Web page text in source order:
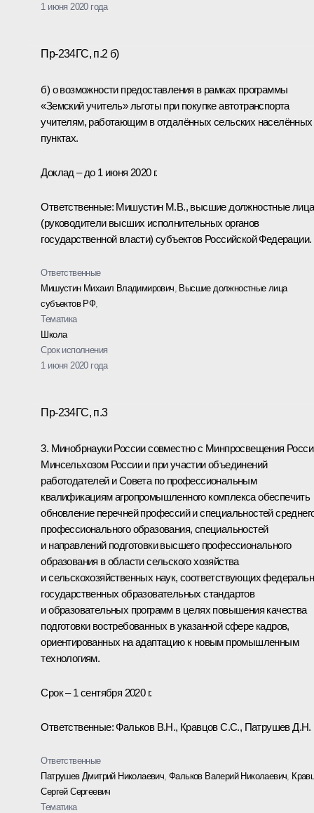
1 июня 2020 года
Пр-234ГС, п.2 б)
б) о возможности предоставления в рамках программы
«Земский учитель» льготы при покупке автотранспорта
учителям, работающим в отдалённых сельских населённых
пунктах.
Доклад – до 1 июня 2020 г.
Ответственные: Мишустин М.В., высшие должностные лица
(руководители высших исполнительных органов
государственной власти) субъектов Российской Федерации.
Ответственные
Мишустин Михаил Владимирович Высшие должностные лица
субъектов РФ,
Тематика
Школа
Срок исполнения
1 июня 2020 года
Пр-234ГС, п.3
3. Минобрнауки России совместно с Минпросвещения
Минсельхозом России и при участии объединений
работодателей и Совета по профессиональным
квалификациям агропромышленного комплекса обеспечить
обновление перечней профессий и специальностей
профессионального образования, специальностей
и направлений подготовки высшего профессионального
образования в области сельского хозяйства
и сельскохозяйственных наук, соответствующих
государственных образовательных стандартов
и образовательных программ в целях повышения качества
подготовки востребованных в указанной сфере кадров,
ориентированных на адаптацию к новым промышленным
технологиям.
Срок – 1 сентября 2020 г.
Ответственные: Фальков В.Н., Кравцов С.С., Патрушев Д.Н.
Ответственные
Патрушев Дмитрий Николаевич ,Фальков Валерий Николаевич
Сергей Сергеевич
Тематика